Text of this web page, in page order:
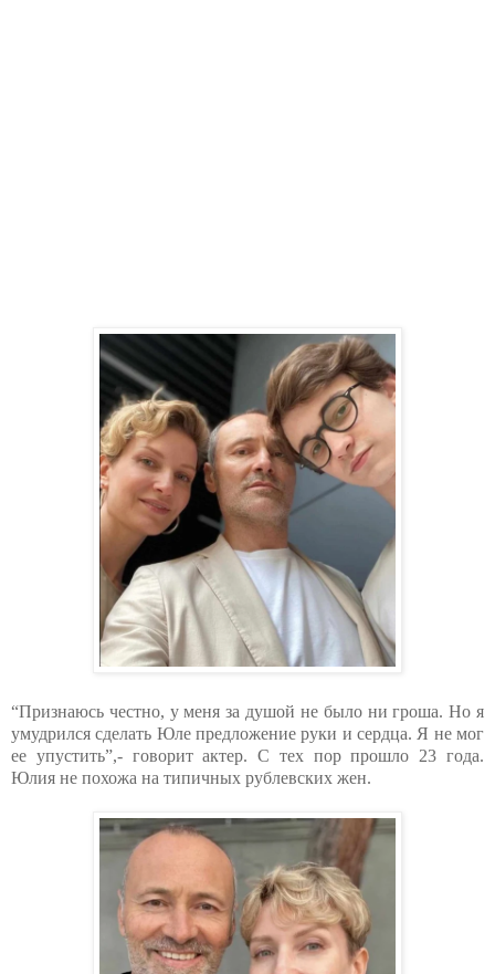
“Признаюсь честно, у меня за душой не было ни гроша. Но я
умудрился сделать Юле предложение руки и сердца. Я не мог
ее упустить”,- говорит актер. С тех пор прошло 23 года.
Юлия не похожа на типичных рублевских жен.